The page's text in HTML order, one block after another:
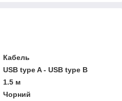
Кабель
USB type A - USB type B
1.5 м
Чорний